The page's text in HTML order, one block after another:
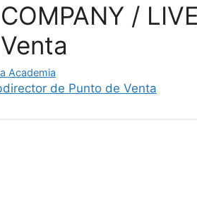
/
Academia